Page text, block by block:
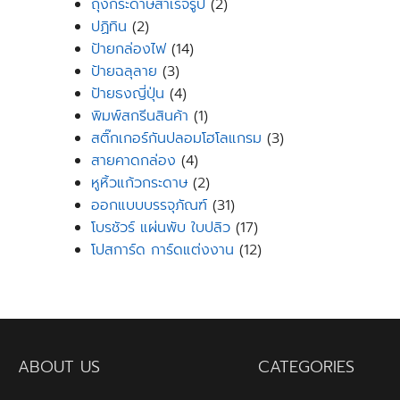
ถุงกระดาษสำเร็จรูป 2
ปฏิทิน 22
products
ป้ายกล่องไฟ 1414
ป้ายฉลุลาย 33
products
ป้ายธงญี่ปุ่น 44
products
พิมพ์สกรีนสินค้า 11
product
สติ๊กเกอร์กันปลอมโฮโลแกรม 33
สายคาดกล่อง 44
products
หูหิ้วแก้วกระดาษ 22
products
ออกแบบบรรจุภัณฑ์ 3131
products
โบรชัวร์ แผ่นพับ ใบปลิว 1717
products
โปสการ์ด การ์ดแต่งงาน 1212
ABOUT US CATEGORIES